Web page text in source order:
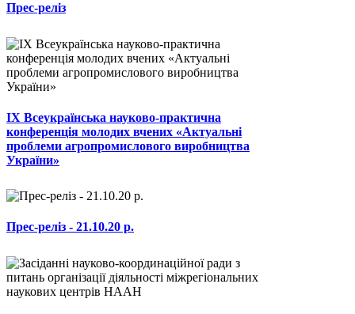
Прес-реліз
ІХ Всеукраїнська науково-практична
конференція молодих вчених «Актуальні
проблеми агропромислового виробництва
України»
Прес-реліз - 21.10.20 р.